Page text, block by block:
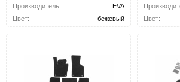
Производитель:
EVA
Цвет:
бежевый
Цвет: